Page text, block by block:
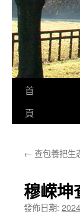
首
頁
← 查包養把生
穆嵘坤
發佈日期: